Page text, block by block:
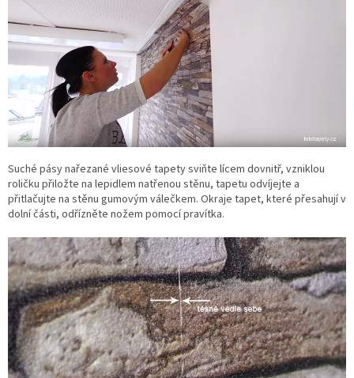
Suché pásy nařezané vliesové tapety sviňte lícem dovnitř, vzniklou
roličku přiložte na lepidlem natřenou stěnu, tapetu odvíjejte a
přitlačujte na stěnu gumovým válečkem. Okraje tapet, které přesahují v
dolní části, odřízněte nožem pomocí pravítka.